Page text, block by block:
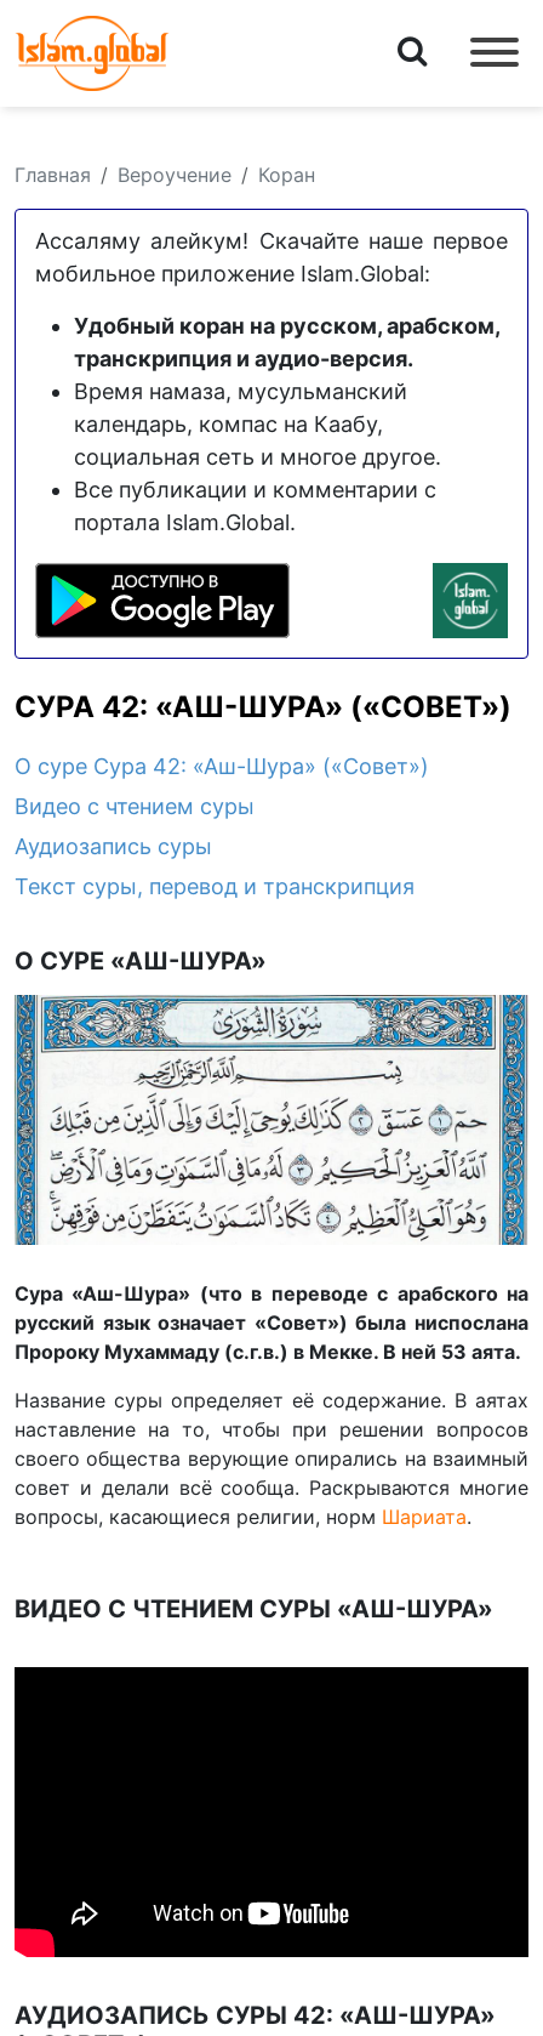
Главная Вероучение Коран
Ассаляму алейкум! Скачайте наше первое
мобильное приложение Islam.Global:
Удобный коран на русском, арабском,
транскрипция и аудио-версия.
Время намаза, мусульманский
календарь, компас на Каабу,
социальная сеть и многое другое.
Все публикации и комментарии с
портала Islam.Global.
СУРА 42: «АШ-ШУРА» («СОВЕТ»)
О суре Сура 42: «Аш-Шура» («Совет»)
Видео с чтением суры
Аудиозапись суры
Текст суры, перевод и транскрипция
О СУРЕ «АШ-ШУРА»
Сура «Аш-Шура» (что в переводе с арабского на
русский язык означает «Совет») была ниспослана
Пророку Мухаммаду (с.г.в.) в Мекке. В ней 53 аята.
Название суры определяет её содержание. В аятах
наставление на то, чтобы при решении вопросов
своего общества верующие опирались на взаимный
совет и делали всё сообща. Раскрываются многие
вопросы, касающиеся религии, норм Шариата.
ВИДЕО С ЧТЕНИЕМ СУРЫ «АШ-ШУРА»
АУДИОЗАПИСЬ СУРЫ 42: «АШ-ШУРА»